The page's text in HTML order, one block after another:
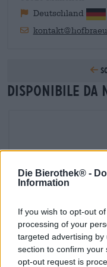
Die Bierothek® -
Information
If you wish to opt-out
processing of your
targeted advertising
section to confirm your
opt-out request is
Deutschland
Disponibile da